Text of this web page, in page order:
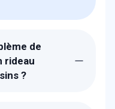
de
rideau
?